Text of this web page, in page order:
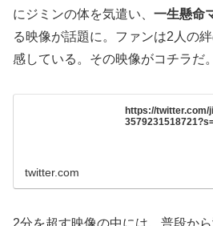
にジミンの体を気遣い、 一生懸命
る映像が話題に。ファンは2人の
感している。その映像がコチラだ。
https://twitter.com/
twitter.com